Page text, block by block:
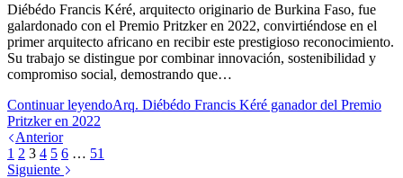
Diébédo Francis Kéré, arquitecto originario de Burkina Faso, fue
galardonado con el Premio Pritzker en 2022, convirtiéndose en el
primer arquitecto africano en recibir este prestigioso reconocimiento.
Su trabajo se distingue por combinar innovación, sostenibilidad y
compromiso social, demostrando que…
Continuar leyendoArq. Diébédo Francis Kéré ganador del Premio
Pritzker en 2022
Anterior
1 2 3 4 5 6 … 51
Siguiente